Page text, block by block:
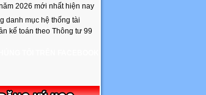
2026 mới nhất hiện nay
danh mục hệ thống tài
kế toán theo Thông tư 99